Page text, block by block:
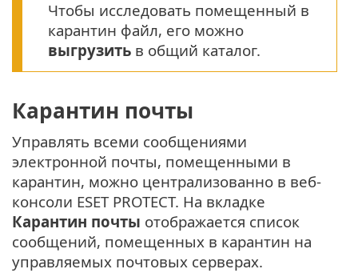
Чтобы исследовать помещенный в
карантин файл, его можно
выгрузить в общий каталог.
Карантин почты
Управлять всеми сообщениями
электронной почты, помещенными в
карантин, можно централизованно в веб-
консоли ESET PROTECT. На вкладке
Карантин почты отображается список
сообщений, помещенных в карантин на
управляемых почтовых серверах.